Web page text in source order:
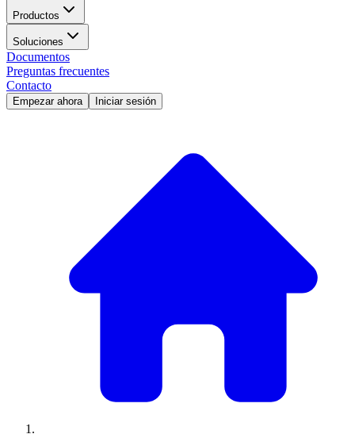
Productos
Soluciones
Documentos
Preguntas frecuentes
Contacto
Empezar ahora Iniciar sesión